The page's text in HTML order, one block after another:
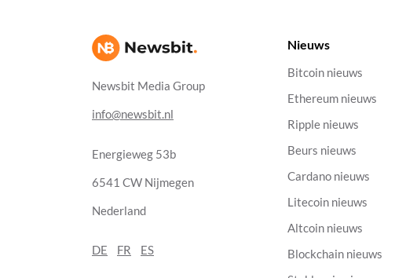
Newsbit Media Group
info@newsbit.nl
Energieweg 53b
6541 CW Nijmegen
Nederland
DE FR ES
Nieuws
Bitcoin nieuws
Ethereum nieuws
Ripple nieuws
Beurs nieuws
Cardano nieuws
Litecoin nieuws
Altcoin nieuws
Blockchain nieuws